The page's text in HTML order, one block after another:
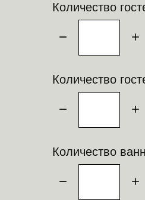
Количество
Количество
Количество